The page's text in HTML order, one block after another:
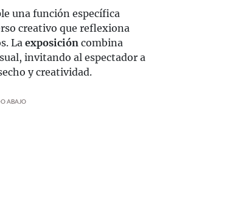
una función específica
creativo que reflexiona
La exposición combina
invitando al espectador a
y creatividad.
ABAJO